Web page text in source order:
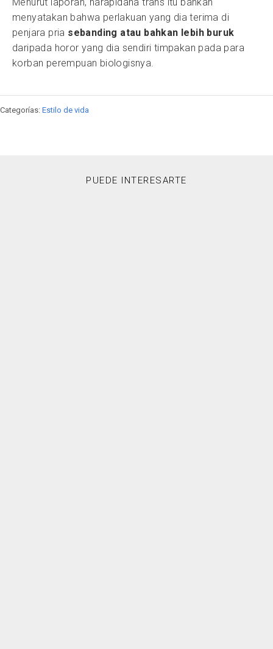
menyatakan bahwa perlakuan yang dia terima di
penjara pria sebanding atau bahkan lebih buruk
daripada horor yang dia sendiri timpakan pada para
korban perempuan biologisnya.
Categorías: Estilo de vida
PUEDE INTERESARTE